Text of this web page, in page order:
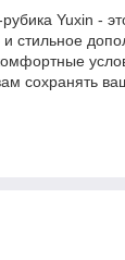
Yuxin -
и стильное
сохранять